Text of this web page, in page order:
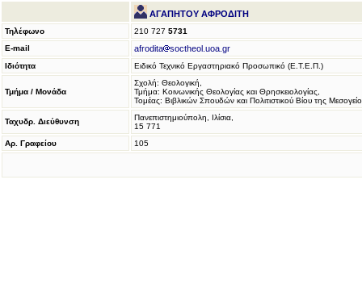
ΑΓΑΠΗΤΟΥ ΑΦΡΟΔΙΤΗ
Τηλέφωνο 210 727 5731
E-mail
afrodita soctheol.uoa.gr
Ιδιότητα Ειδικό Τεχνικό Εργαστηριακό Προσωπικό (Ε.Τ.Ε.Π.)
Τμήμα / Μονάδα
Σχολή: Θεολογική,
Τμήμα: Κοινωνικής Θεολογίας και Θρησκειολογίας,
Τομέας: Βιβλικών Σπουδών και Πολιτιστικού Βίου της
Ταχυδρ. Διεύθυνση
Πανεπιστημιούπολη, Ιλίσια,
15 771
Αρ. Γραφείου
105